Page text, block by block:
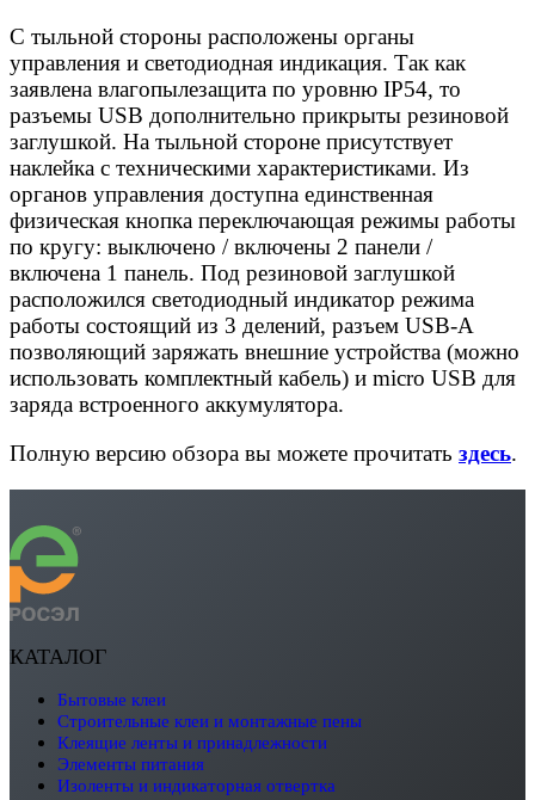
С тыльной стороны расположены органы
управления и светодиодная индикация. Так как
заявлена влагопылезащита по уровню IP54, то
разъемы USB дополнительно прикрыты резиновой
заглушкой. На тыльной стороне присутствует
наклейка с техническими характеристиками. Из
органов управления доступна единственная
физическая кнопка переключающая режимы работы
по кругу: выключено / включены 2 панели /
включена 1 панель. Под резиновой заглушкой
расположился светодиодный индикатор режима
работы состоящий из 3 делений, разъем USB-A
позволяющий заряжать внешние устройства (можно
использовать комплектный кабель) и micro USB для
заряда встроенного аккумулятора.
Полную версию обзора вы можете прочитать здесь.
КАТАЛОГ
бытовые клеи
строительные клеи и монтажные пены
клеящие ленты и принадлежности
элементы питания
изоленты и индикаторная отвертка